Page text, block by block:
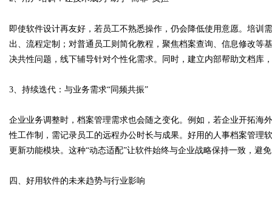
即使软件设计再友好，若员工不熟悉操作，仍会降低使用意愿。培训
出、流程定制；对普通员工则简化教程，聚焦档案查询、信息修改等
决共性问题，线下辅导针对个性化需求。同时，建立内部帮助文档库
3、持续迭代：与业务需求“同频共振”
企业业务调整时，档案管理需求也会随之变化。例如，若企业开拓海
性工作制，需记录员工的远程办公时长与成果。好用的人事档案管理
更新功能模块。这种“动态适配”让软件始终与企业战略保持一致，避
四、好用软件的未来趋势与行业影响